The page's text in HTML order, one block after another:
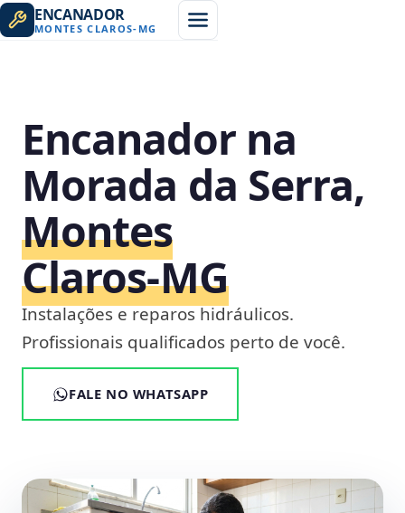
ENCANADOR
MONTES CLAROS- MG
Encanador na
Morada da Serra,
Montes
Claros‑MG
Instalações e reparos hidráulicos.
Profissionais qualificados perto de você.
FALE NO WHATSAPP